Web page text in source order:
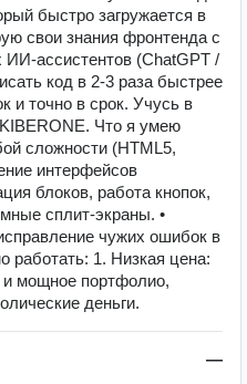
быстро загружается в
свои знания фронтенда с
ассистентов (ChatGPT /
код в 2-3 раза быстрее
и точно в срок. Учусь в
Что я умею
сложности (HTML5,
интерфейсов
блоков, работа кнопок,
сплит-экраны. •
чужих ошибок в
работать: 1. Низкая цена:
мощное портфолио,
деньги.
—